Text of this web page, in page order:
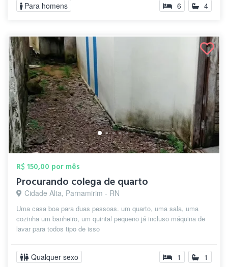
Para homens 6 4
R$ 150,00 por mês
Procurando colega de quarto
Cidade Alta, Parnamirim - RN
Uma casa boa para duas pessoas. um quarto, uma sala, uma
cozinha um banheiro, um quintal pequeno já incluso máquina de
lavar para todos tipo de isso
Qualquer sexo 1 1